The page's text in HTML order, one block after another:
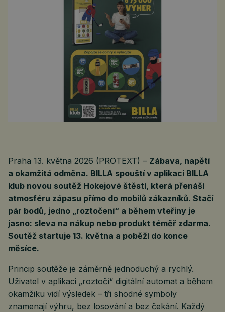
Praha 13. května 2026 (PROTEXT) – Zábava, napětí
a okamžitá odměna. BILLA spouští v aplikaci BILLA
klub novou soutěž Hokejové štěstí, která přenáší
atmosféru zápasu přímo do mobilů zákazníků. Stačí
pár bodů, jedno „roztočení“ a během vteřiny je
jasno: sleva na nákup nebo produkt téměř zdarma.
Soutěž startuje 13. května a poběží do konce
měsíce.
Princip soutěže je záměrně jednoduchý a rychlý.
Uživatel v aplikaci „roztočí“ digitální automat a během
okamžiku vidí výsledek – tři shodné symboly
znamenají výhru, bez losování a bez čekání. Každý